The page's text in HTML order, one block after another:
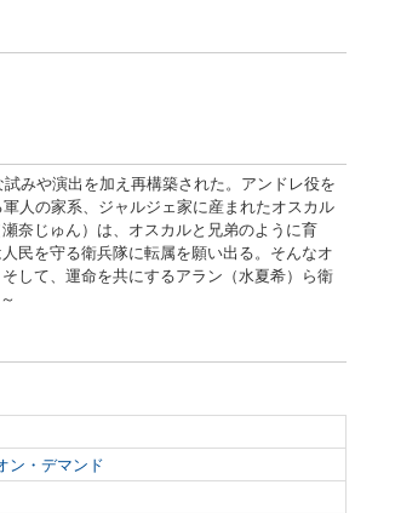
みや演出を加え再構築された。アンドレ役を
人の家系、ジャルジェ家に産まれたオスカル
奈じゅん）は、オスカルと兄弟のように育
民を守る衛兵隊に転属を願い出る。そんなオ
して、運命を共にするアラン（水夏希）ら衛
ン・デマンド